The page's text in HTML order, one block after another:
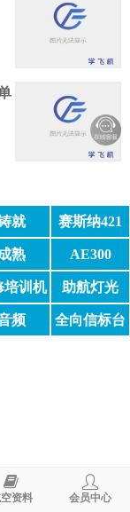
就 赛斯纳421
熟 AE300
培训机
构
助航灯光
频 全向信标台
资料 会员中心